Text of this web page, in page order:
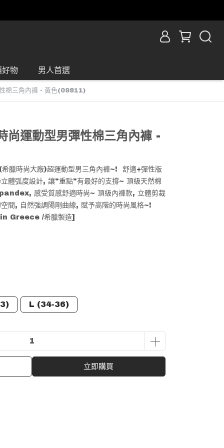
好物 男人首選
棉三角內褲 - 黃色(09811)
運動型男彈性棉三角內褲 -
時尚大廠)超運動型男三角內褲~! 舒適+彈性版
體弧度設計, 讓"重點"有最好的支撐~ 頂級天然棉
感受質感舒適時尚~ 頂級內褲款, 立體剪裁
間, 自然強調陽剛曲線, 賦予高階的時尚風格~!
/希臘製造]
L (34-36)
立即購買